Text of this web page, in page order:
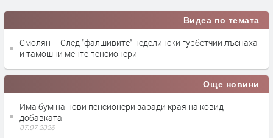
Видеа по темата
Смолян – След "фалшивите" неделински гурбетчии лъснаха
и тамошни менте пенсионери
Още новини
Има бум на нови пенсионери заради края на ковид
добавката
07.07.2026